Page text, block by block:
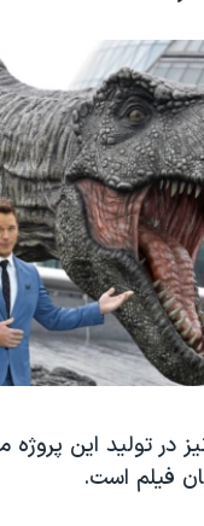
در تولید این پروژه
فیلم است.